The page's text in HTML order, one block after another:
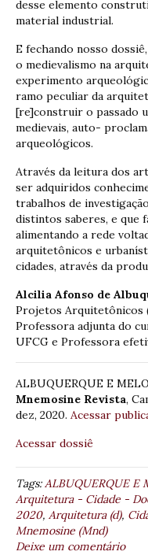
desse elemento
material industrial.
E fechando nosso
o medievalismo na
experimento
ramo peculiar da
[re]construir o passado
medievais, auto-
arqueológicos.
Através da leitura dos
ser adquiridos
trabalhos de
distintos saberes, e que
alimentando a rede
arquitetônicos e
cidades, através da
Alcilia Afonso de
Projetos Arquitetônicos
Professora adjunta do
UFCG e Professora
ALBUQUERQUE E
Mnemosine Revista,
dez, 2020. Acessar
Acessar dossiê
Tags:ALBUQUERQUE E
Arquitetura - Cidade -
2020, Arquitetura (d),
Mnemosine (Mnd)
Deixe um comentário